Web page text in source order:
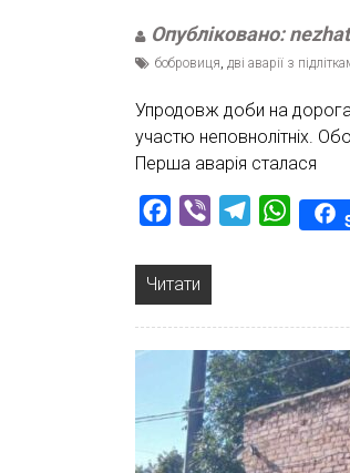
Опубліковано:
бобровиця дві аварії з
Упродовж доби на
участю неповнолітніх.
Перша аварія сталася
Facebook
Viber Telegram
Читати